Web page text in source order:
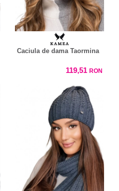
Caciula de dama Taormina
119,51 RON